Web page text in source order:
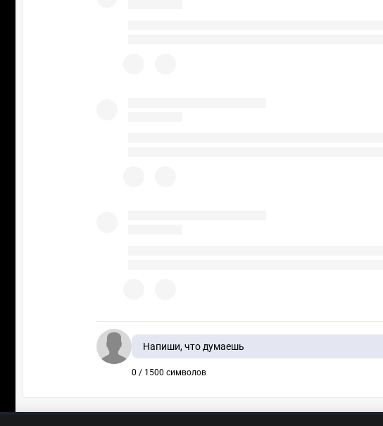
Напиши, что думаешь
0 / 1500 символов